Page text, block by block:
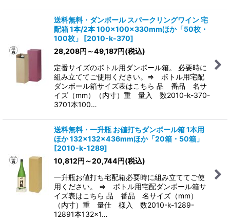
送料無料・ダンボール スパークリングワイン 宅
配箱 1本/2本 100×100×330mmほか「50枚・
100枚」
[2010-k-370]
28,208円 ～49,187円(税込)
定番サイズのボトル用ダンボール箱。 必要時に
組み立ててご使用ください。⇒ ボトル用宅配
ダンボール箱サイズ表はこちら 品 番品 名サ
イズ（mm）（内寸）重 量入 数2010-k-370-
3701本100…
送料無料・一升瓶 お値打ちダンボール箱 1本用
ほか 132×132×436mmほか「20箱・50箱」
[2010-k-1289]
10,812円 ～20,744円(税込)
一升瓶お値打ち宅配箱必要時に組み立ててご使
用ください。 ⇒ ボトル用宅配ダンボール箱サ
イズ表はこちら 品 番品 名サイズ（mm）
（内寸）重 量仕 様入 数2010-k-1289-
12891本132×1…